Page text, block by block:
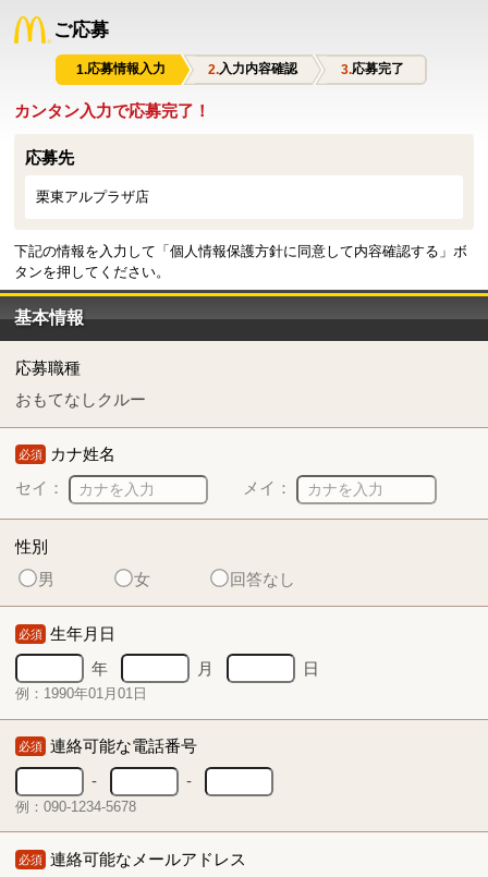
ご応募
応募情報入力 入力内容確認 応募完了
カンタン入力で応募完了！
応募先
栗東アルプラザ店
下記の情報を入力して「個人情報保護方針に同意して内容確認する」ボ
タンを押してください。
基本情報
応募職種
おもてなしクルー
必須 カナ姓名
セイ：
メイ：
性別
男
女 回答なし
必須 生年月日
年
月 日
例：1990年01月01日
必須 連絡可能な電話番号
-
-
例：090-1234-5678
必須 連絡可能なメールアドレス